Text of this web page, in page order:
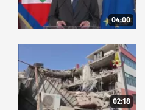
04:00
02:18